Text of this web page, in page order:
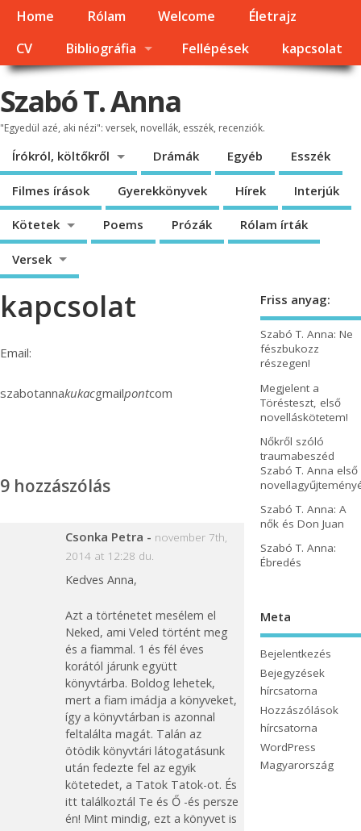
Home Rólam Welcome
Életrajz
CV
Bibliográfia Fellépések kapcsolat
Szabó T. Anna
"Egyedül azé, aki nézi": versek, novellák, esszék, recenziók.
Írókról, költőkről Drámák Egyéb Esszék
Filmes írások Gyerekkönyvek Hírek Interjúk
Kötetek Poems Prózák Rólam írták
Versek
kapcsolat
Email:
szabotannakukacgmailpontcom
9 hozzászólás
Csonka Petra - november 7th,
2014 at 12:28 du.
Kedves Anna,
Azt a történetet mesélem el
Neked, ami Veled történt meg
és a fiammal. 1 és fél éves
korától járunk együtt
könyvtárba. Boldog lehetek,
mert a fiam imádja a könyveket,
így a könyvtárban is azonnal
feltalálta magát. Talán az
ötödik könyvtári látogatásunk
után fedezte fel az egyik
kötetedet, a Tatok Tatok-ot. És
itt találkoztál Te és Ő -és persze
én! Mint mindig, ezt a könyvet is
Friss anyag:
Szabó T. Anna: Ne
fészbukozz
részegen!
Megjelent a
Törésteszt, első
novelláskötetem!
Nőkről szóló
traumabeszéd
Szabó T. Anna első
Szabó T. Anna: A
nők és Don Juan
Szabó T. Anna:
Ébredés
Meta
Bejelentkezés
Bejegyzések
hírcsatorna
Hozzászólások
hírcsatorna
WordPress
Magyarország